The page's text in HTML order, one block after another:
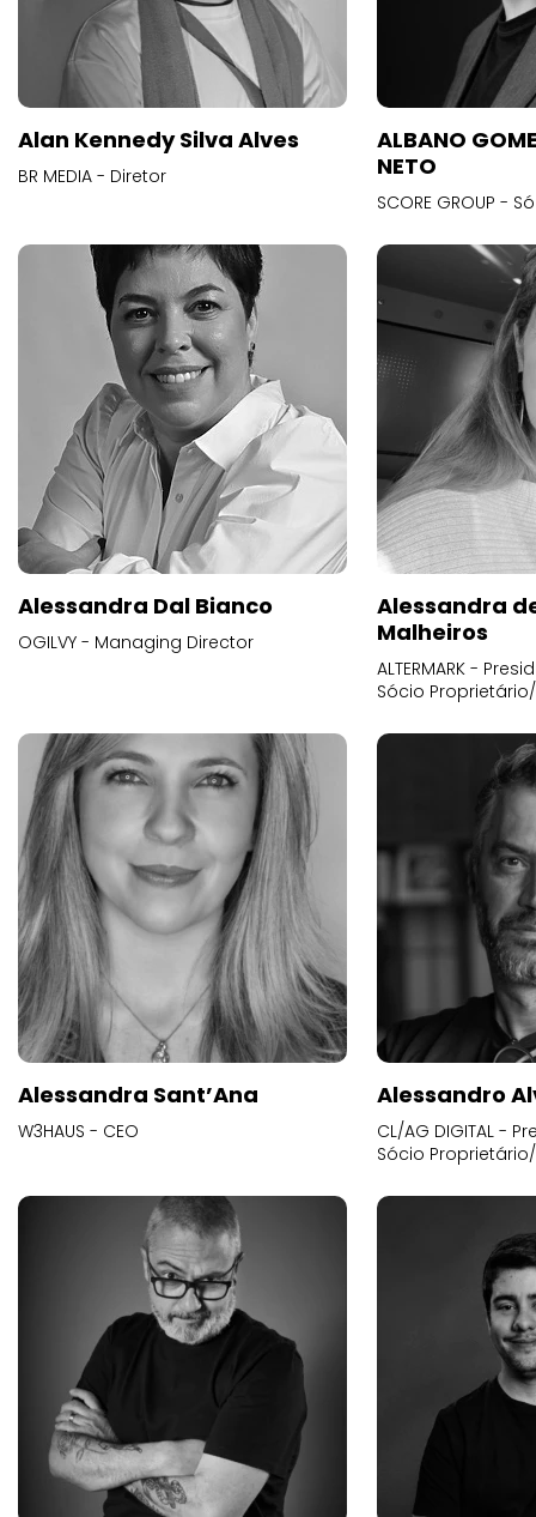
Alan Kennedy Silva Alves
BR MEDIA - Diretor
ALBANO
NETO
SCORE GROUP -
Alessandra Dal Bianco
OGILVY - Managing Director
Alessandra
Malheiros
ALTERMARK -
Sócio
Alessandra Sant’Ana
W3HAUS - CEO
Alessandro
CL/AG DIGITAL -
Sócio